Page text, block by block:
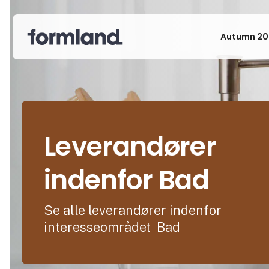
Autumn
Leverandører
indenfor Bad
Se alle leverandører indenfor
interesseområdet Bad